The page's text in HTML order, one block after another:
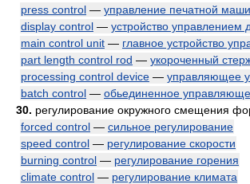
press control — управление печатной
display control — устройство управлением
main control unit — главное устройство
part length control rod — укороченный
processing control device — управляющее
batch control — обьединенное
30. регулирование окружного смещения
forced control — сильное регулирование
speed control — регулирование скорости
burning control — регулирование горения
climate control — регулирование климата